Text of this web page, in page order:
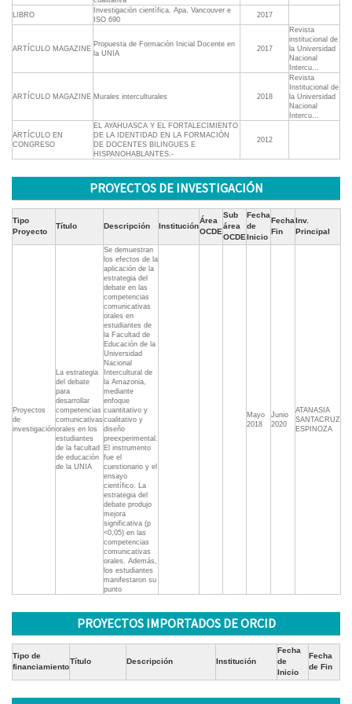
LIBRO
Investigaciòn cientìfica. Apa, Vancouver e
ISO 690
2017
ARTÍCULO MAGAZINE
Propuesta de Formaciòn Inicial Docente en
la UNIA
2017
Revista
institucional de
la Universidad
Nacional
Intercu...
ARTÍCULO MAGAZINE Murales interculturales 2018
Revista
Institucional de
la Universidad
Nacional
Intercu...
ARTÍCULO EN
CONGRESO
EL AYAHUASCA Y EL FORTALECIMIENTO
DE LA IDENTIDAD EN LA FORMACIÓN
DE DOCENTES BILINGUES E
HISPANOHABLANTES.-
2012
PROYECTOS DE INVESTIGACIÓN
Tipo
Proyecto
Título Descripción Institución
Área
OCDE
Sub
área
OCDE
Fecha
de
Inicio
Fecha
Fin
Inv.
Principal
Proyectos
de
investigación
La estrategia
del debate
para
desarrollar
competencias
comunicativas
orales en los
estudiantes
de la facultad
de educaciòn
de la UNIA
Se demuestran
los efectos de la
aplicación de la
estrategia del
debate en las
competencias
comunicativas
orales en
estudiantes de
la Facultad de
Educación de la
Universidad
Nacional
Intercultural de
la Amazonia,
mediante
enfoque
cuantitativo y
cualitativo y
diseño
preexperimental.
El instrumento
fue el
cuestionario y el
ensayo
científico. La
estrategia del
debate produjo
mejora
significativa (p
<0,05) en las
competencias
comunicativas
orales. Además,
los estudiantes
manifestaron su
punto
Mayo
2018
Junio
2020
ATANASIA
SANTACRUZ
ESPINOZA
PROYECTOS IMPORTADOS DE ORCID
Tipo de
financiamiento
Título Descripción Institución
Fecha
de
Inicio
Fecha
de Fin